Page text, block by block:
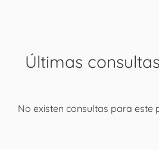
Últimas
No existen consultas para este